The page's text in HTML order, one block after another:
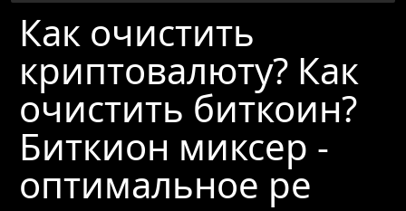
Как очистить
криптовалюту? Как
очистить биткоин?
Биткион миксер -
оптимальное ре